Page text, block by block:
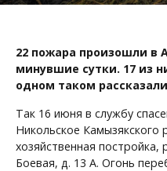
22 пожара произошли в
минувшие сутки. 17 из
одном таком
Так 16 июня в службу
Никольское Камызякского
хозяйственная постройка,
Боевая, д. 13 А. Огонь